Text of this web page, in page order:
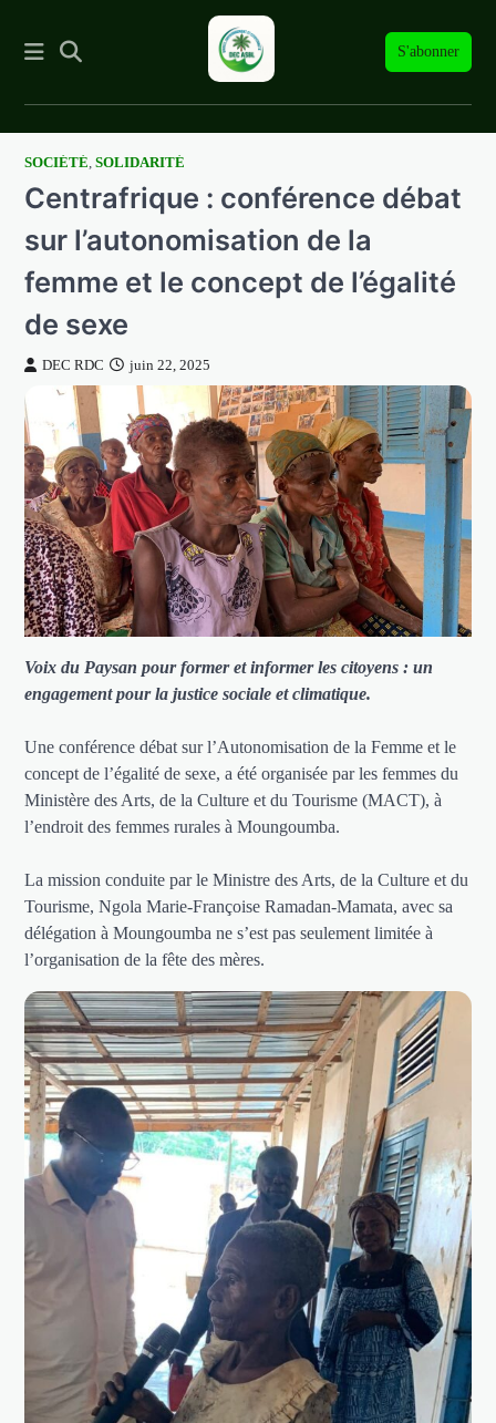
S'abonner
SkipSOCIÉTÉ,SOLIDARITÉ
Centrafrique : conférence débat
sur l’autonomisation de la
femme et le concept de l’égalité
de sexe
DEC RDC juin 22, 2025
Voix du Paysan pour former et informer les citoyens : un
engagement pour la justice sociale et climatique.
Une conférence débat sur l’Autonomisation de la Femme et le
concept de l’égalité de sexe, a été organisée par les femmes du
Ministère des Arts, de la Culture et du Tourisme (MACT), à
l’endroit des femmes rurales à Moungoumba.
La mission conduite par le Ministre des Arts, de la Culture et du
Tourisme, Ngola Marie-Françoise Ramadan-Mamata, avec sa
délégation à Moungoumba ne s’est pas seulement limitée à
l’organisation de la fête des mères.